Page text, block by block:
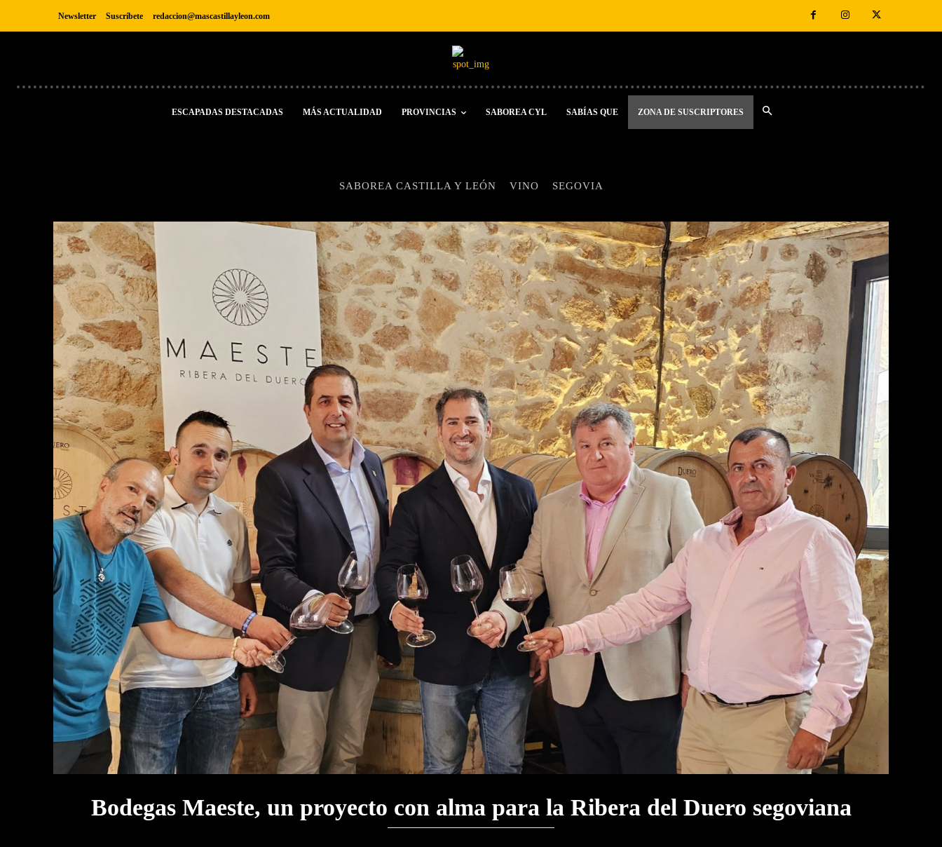
Newsletter Suscríbete redaccion@mascastillayleon.com
ESCAPADAS DESTACADAS MÁS ACTUALIDAD PROVINCIAS SABOREA CYL SABÍAS QUE ZONA DE SUSCRIPTORES
SABOREA CASTILLA Y LEÓN VINO SEGOVIA
Bodegas Maeste, un proyecto con alma para la Ribera del Duero segoviana